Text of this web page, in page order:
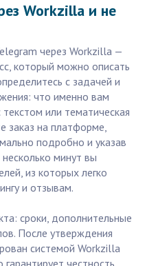
Workzilla и не
через Workzilla —
который можно описать
с задачей и
что именно вам
или тематическая
заказ на платформе,
подробно и указав
минут вы
из которых легко
и отзывам.
сроки, дополнительные
После утверждения
системой Workzilla